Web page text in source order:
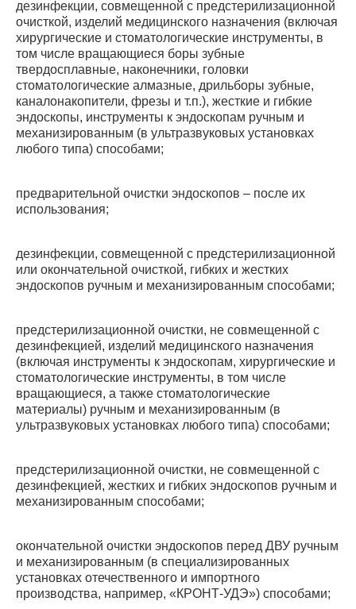
дезинфекции, совмещенной с предстерилизационной
очисткой, изделий медицинского назначения (включая
хирургические и стоматологические инструменты, в
том числе вращающиеся боры зубные
твердосплавные, наконечники, головки
стоматологические алмазные, дрильборы зубные,
каналонакопители, фрезы и т.п.), жесткие и гибкие
эндоскопы, инструменты к эндоскопам ручным и
механизированным (в ультразвуковых установках
любого типа) способами;
предварительной очистки эндоскопов – после их
использования;
дезинфекции, совмещенной с предстерилизационной
или окончательной очисткой, гибких и жестких
эндоскопов ручным и механизированным способами;
предстерилизационной очистки, не совмещенной с
дезинфекцией, изделий медицинского назначения
(включая инструменты к эндоскопам, хирургические и
стоматологические инструменты, в том числе
вращающиеся, а также стоматологические
материалы) ручным и механизированным (в
ультразвуковых установках любого типа) способами;
предстерилизационной очистки, не совмещенной с
дезинфекцией, жестких и гибких эндоскопов ручным и
механизированным способами;
окончательной очистки эндоскопов перед ДВУ ручным
и механизированным (в специализированных
установках отечественного и импортного
производства, например, «КРОНТ-УДЭ») способами;